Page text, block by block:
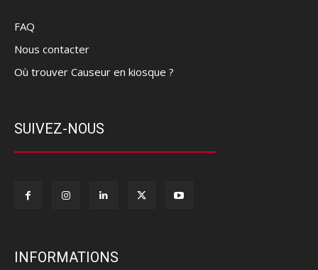
FAQ
Nous contacter
Où trouver Causeur en kiosque ?
SUIVEZ-NOUS
INFORMATIONS